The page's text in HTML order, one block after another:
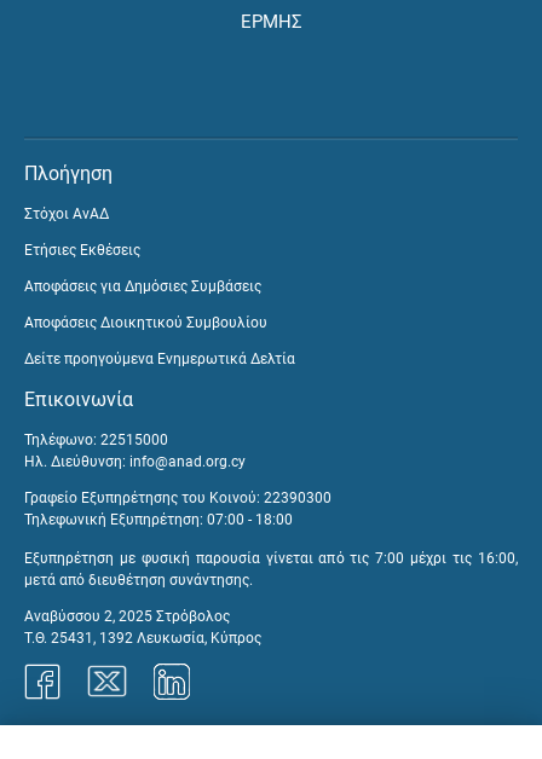
ΕΡΜΗΣ
Πλοήγηση
Στόχοι ΑνΑΔ
Ετήσιες Εκθέσεις
Αποφάσεις για Δημόσιες Συμβάσεις
Αποφάσεις Διοικητικού Συμβουλίου
Δείτε προηγούμενα Ενημερωτικά Δελτία
Επικοινωνία
Τηλέφωνο: 22515000
Ηλ. Διεύθυνση: info@anad.org.cy
Γραφείο Εξυπηρέτησης του Κοινού: 22390300
Τηλεφωνική Εξυπηρέτηση: 07:00 - 18:00
Εξυπηρέτηση με φυσική παρουσία γίνεται από τις 7:00 μέχρι τις 16:00,
μετά από διευθέτηση συνάντησης.
Αναβύσσου 2, 2025 Στρόβολος
Τ.Θ. 25431, 1392 Λευκωσία, Κύπρος